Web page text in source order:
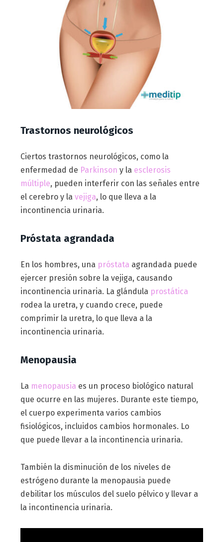
Trastornos neurológicos
Ciertos trastornos neurológicos, como la
enfermedad de Parkinson y la esclerosis
múltiple, pueden interferir con las señales entre
el cerebro y la vejiga, lo que lleva a la
incontinencia urinaria.
Próstata agrandada
En los hombres, una próstata agrandada puede
ejercer presión sobre la vejiga, causando
incontinencia urinaria. La glándula prostática
rodea la uretra, y cuando crece, puede
comprimir la uretra, lo que lleva a la
incontinencia urinaria.
Menopausia
La menopausia es un proceso biológico natural
que ocurre en las mujeres. Durante este tiempo,
el cuerpo experimenta varios cambios
fisiológicos, incluidos cambios hormonales. Lo
que puede llevar a la incontinencia urinaria.
También la disminución de los niveles de
estrógeno durante la menopausia puede
debilitar los músculos del suelo pélvico y llevar a
la incontinencia urinaria.